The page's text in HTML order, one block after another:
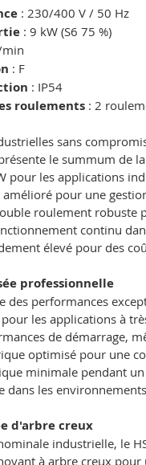
: 230/400 V / 50 Hz
: 9 kW (S6 75 %)
: F
: IP54
roulements : 2
sans
le summum de
pour les applications
amélioré pour une
roulement robuste
continu
élevé pour des
professionnelle
des performances
les applications à
de démarrage,
optimisé pour une
minimale pendant
dans les
d'arbre creux
industrielle, le
à arbre creux